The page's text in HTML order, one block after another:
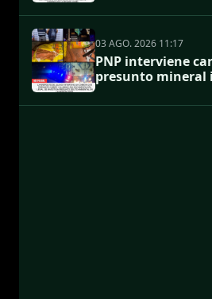
03 AGO. 2026 11:17
PNP interviene
presunto mineral